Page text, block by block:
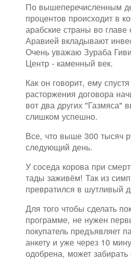
По вышеперечисленным
процентов происходит в
арабские страны во главе
Аравией вкладывают
Очень уважаю Зураба
Центр - каменный век.
Как он говорит, ему
расторжения договора
вот два других "Газмяса"
слишком успешно.
Все, что выше 300 тысяч
следующий день.
У соседа корова при
тады заживём! Так из
превратился в шутливый
Для того чтобы сделать
программе, не нужен
покупатель предъявляет
анкету и уже через 10
одобрена, может забирать